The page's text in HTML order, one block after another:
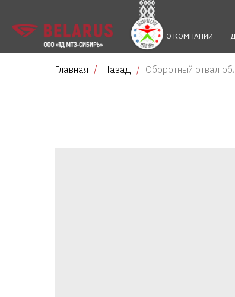
О КОМПАНИИ
Главная Назад Оборотный отвал